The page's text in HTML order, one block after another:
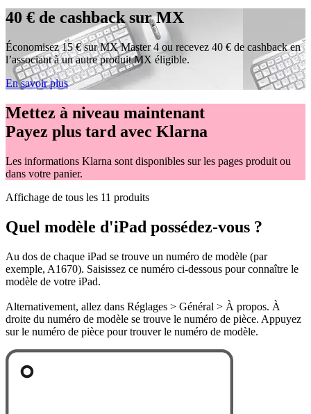
40 € de cashback sur MX
Économisez 15 € sur MX Master 4 ou recevez 40 € de cashback en
l’associant à un autre produit MX éligible.
En savoir plus
Mettez à niveau maintenant
Payez plus tard avec Klarna
Les informations Klarna sont disponibles sur les pages produit ou
dans votre panier.
Affichage de tous les 11 produits
Quel modèle d'iPad possédez-vous ?
Au dos de chaque iPad se trouve un numéro de modèle (par
exemple, A1670). Saisissez ce numéro ci-dessous pour connaître le
modèle de votre iPad.
Alternativement, allez dans Réglages > Général > À propos. À
droite du numéro de modèle se trouve le numéro de pièce. Appuyez
sur le numéro de pièce pour trouver le numéro de modèle.